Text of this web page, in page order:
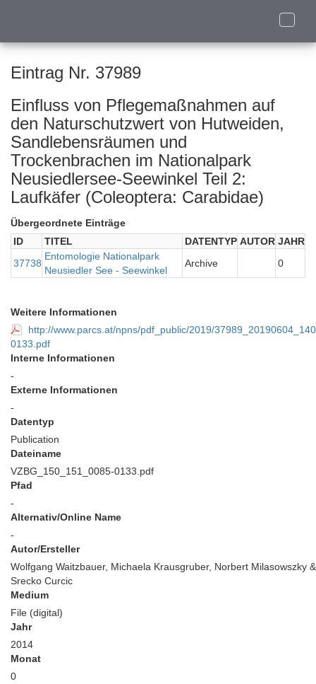
Toggle
Eintrag Nr. 37989
Einfluss von Pflegemaßnahmen auf
den Naturschutzwert von Hutweiden,
Sandlebensräumen und
Trockenbrachen im Nationalpark
Neusiedlersee-Seewinkel Teil 2:
Laufkäfer (Coleoptera: Carabidae)
Übergeordnete Einträge
ID
TITEL DATENTYP AUTOR JAHR
37738
Entomologie Nationalpark
Neusiedler See - Seewinkel
Archive 0
Weitere Informationen
http://www.parcs.at/npns/pdf_public/2019/
0133.pdf
Interne Informationen
-
Externe Informationen
-
Datentyp
Publication
Dateiname
VZBG_150_151_0085-0133.pdf
Pfad
-
Alternativ/Online Name
-
Autor/Ersteller
Wolfgang Waitzbauer, Michaela Krausgruber, Norbert Milasowszky &
Srecko Curcic
Medium
File (digital)
Jahr
2014
Monat
0